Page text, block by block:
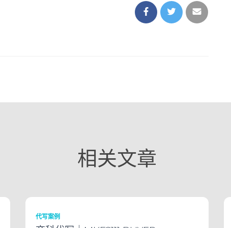
相关文章
代写案例